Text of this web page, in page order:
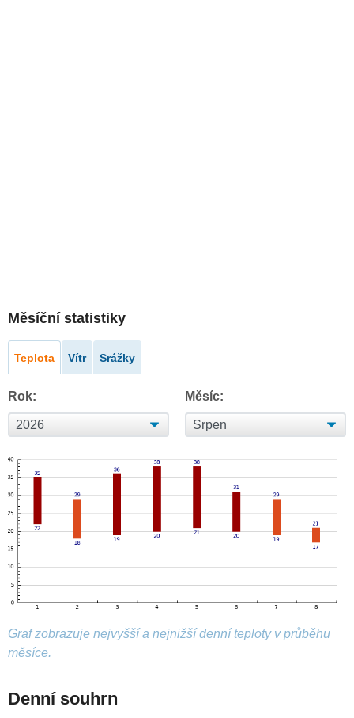
Měsíční statistiky
Teplota Vítr Srážky
Rok: Měsíc:
Graf zobrazuje nejvyšší a nejnižší denní teploty v průběhu
měsíce.
Denní souhrn